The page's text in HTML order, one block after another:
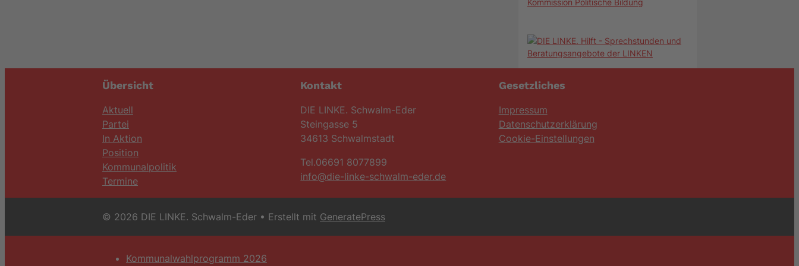
Kommission Politische Bildung
Übersicht
Aktuell
Partei
In Aktion
Position
Kommunalpolitik
Termine
Kontakt
DIE LINKE. Schwalm-Eder
Steingasse 5
34613 Schwalmstadt
Tel.06691 8077899
info@die-linke-schwalm-eder.de
Gesetzliches
Impressum
Datenschutzerklärung
Cookie-Einstellungen
© 2026 DIE LINKE. Schwalm-Eder • Erstellt mit GeneratePress
Kommunalwahlprogramm 2026